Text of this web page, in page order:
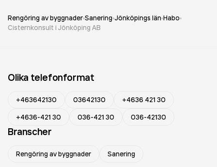
Rengöring av byggnader Sanering Jönköpings län Habo
Cisternkonsult i Jönköping AB
Olika telefonformat
+463642130 03642130
+4636 421 30
+4636-421 30
036-421 30 036-42130
Branscher
Rengöring av byggnader Sanering